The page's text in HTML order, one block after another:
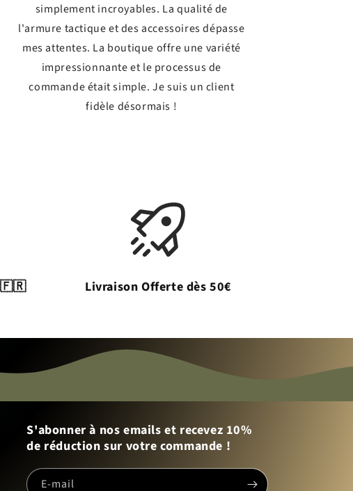
simplement incroyables. La qualité de
l'armure tactique et des accessoires dépasse
mes attentes. La boutique offre une variété
impressionnante et le processus de
commande était simple. Je suis un client
fidèle désormais !
🇫🇷 Livraison Offerte dès 50€
S'abonner à nos emails et recevez 10%
de réduction sur votre commande !
E-mail